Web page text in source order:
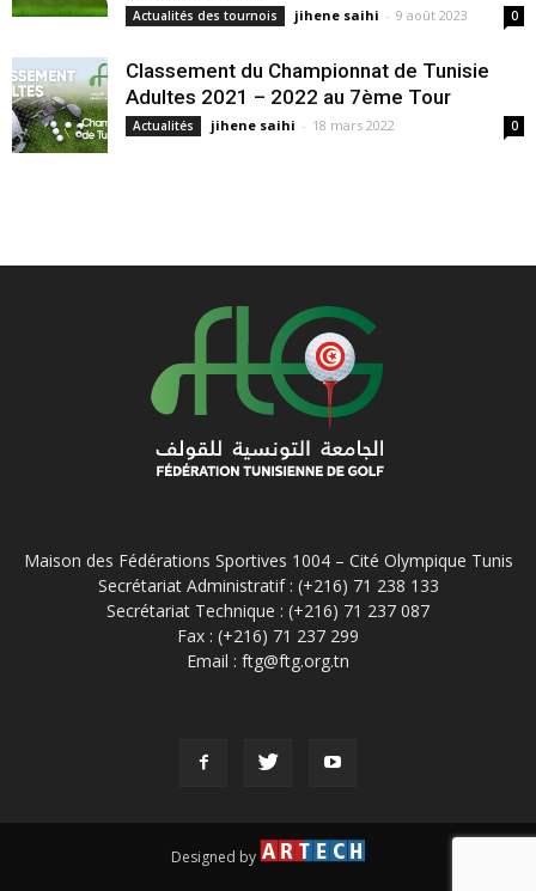
Actualités des tournois jihene saihi - 9 août 2023 0
Classement du Championnat de Tunisie
Adultes 2021 – 2022 au 7ème Tour
Actualités jihene saihi - 18 mars 2022 0
Maison des Fédérations Sportives 1004 – Cité Olympique Tunis
Secrétariat Administratif : (+216) 71 238 133
Secrétariat Technique : (+216) 71 237 087
Fax : (+216) 71 237 299
Email : ftg@ftg.org.tn
Designed by